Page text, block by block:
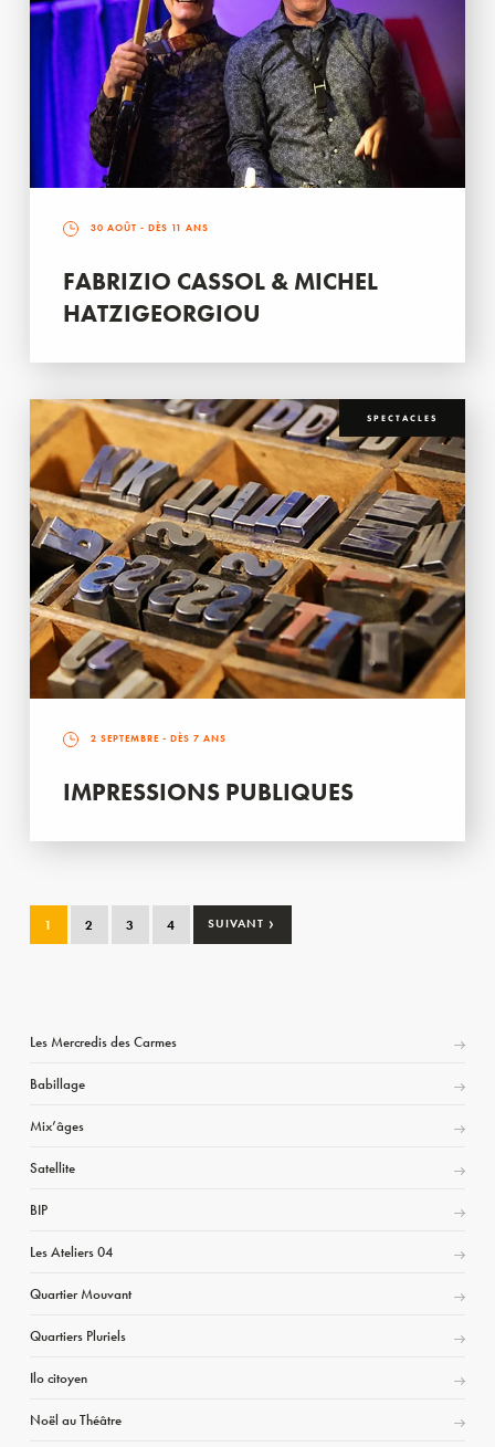
30 AOÛT - DÈS 11 ANS
FABRIZIO CASSOL & MICHEL
HATZIGEORGIOU
SPECTACLES
2 SEPTEMBRE - DÈS 7 ANS
IMPRESSIONS PUBLIQUES
1 2 3 4 SUIVANT ›
Les Mercredis des Carmes
Babillage
Mix’âges
Satellite
BIP
Les Ateliers 04
Quartier Mouvant
Quartiers Pluriels
Ilo citoyen
Noël au Théâtre